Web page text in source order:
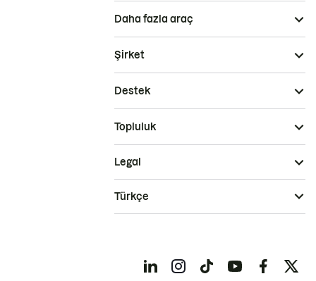
Daha fazla araç
Şirket
Destek
Topluluk
Legal
Türkçe